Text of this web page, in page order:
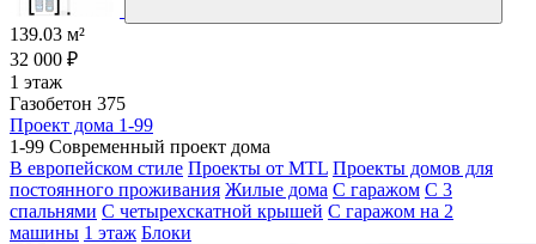
139.03 м²
32 000 ₽
1 этаж
Газобетон 375
Проект дома 1-99
1-99 Современный проект дома
В европейском стиле Проекты от MTL Проекты домов для
постоянного проживания Жилые дома С гаражом С 3
спальнями С четырехскатной крышей С гаражом на 2
машины 1 этаж Блоки